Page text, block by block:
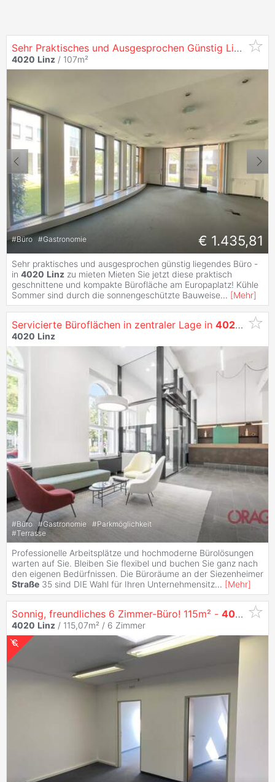
Sehr Praktisches und Ausgesprochen Günstig Liegendes Büro - in
4020 Linz / 107m²
#Büro #Gastronomie € 1.435,81
Sehr praktisches und ausgesprochen günstig liegendes Büro -
in 4020 Linz zu mieten Mieten Sie jetzt diese praktisch
geschnittene und kompakte Bürofläche am Europaplatz! Kühle
Sommer sind durch die sonnengeschützte Bauweise... [Mehr]
Servicierte Büroflächen in zentraler Lage in 4020 Linz
4020 Linz
#Büro #Gastronomie #Parkmöglichkeit
#Terrasse
Professionelle Arbeitsplätze und hochmoderne Bürolösungen
warten auf Sie. Bleiben Sie flexibel und buchen Sie ganz nach
den eigenen Bedürfnissen. Die Büroräume an der Siezenheimer
Straße 35 sind DIE Wahl für Ihren Unternehmensitz... [Mehr]
Sonnig, freundliches 6 Zimmer-Büro! 115m² - 4020 Linz
4020 Linz / 115,07m² / 6 Zimmer